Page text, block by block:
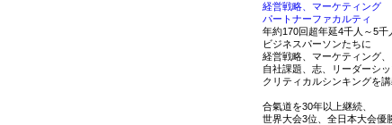
経営戦略、マーケティング
パートナーファカルティ
年約170回超年延4千人～5千
ビジネスパーソンたちに
経営戦略、マーケティング、
自社課題、志、リーダーシ
クリティカルシンキングを
合氣道を30年以上継続、
世界大会3位、全日本大会優